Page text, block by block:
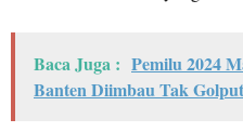
Baca Juga : Pemilu 2024
Banten Diimbau Tak Golput